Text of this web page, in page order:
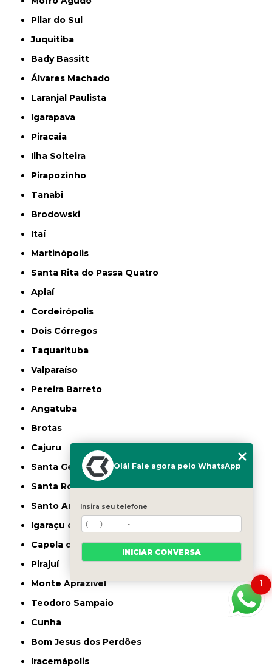
Pilar do Sul
Juquitiba
Bady Bassitt
Álvares Machado
Laranjal Paulista
Igarapava
Piracaia
Ilha Solteira
Pirapozinho
Tanabi
Brodowski
Itaí
Martinópolis
Santa Rita do Passa Quatro
Apiaí
Cordeirópolis
Dois Córregos
Taquarituba
Valparaíso
Pereira Barreto
Angatuba
Brotas
Cajuru
Santa Gertrudes
Santa Rosa de Viterbo
Santo Antônio de Posse
Igaraçu do Tietê
Capela do Alto
Pirajuí
Monte Aprazível
Teodoro Sampaio
Cunha
Bom Jesus dos Perdões
Iracemápolis
1
Olá! Fale agora pelo WhatsApp
Insira seu telefone
INICIAR CONVERSA